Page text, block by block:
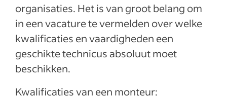
organisaties. Het is van groot belang om
in een vacature te vermelden over welke
kwalificaties en vaardigheden een
geschikte technicus absoluut moet
beschikken.
Kwalificaties van een monteur: